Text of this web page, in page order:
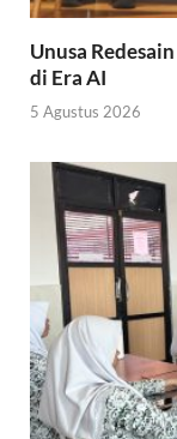
Unusa
di Era AI
5 Agustus 2026